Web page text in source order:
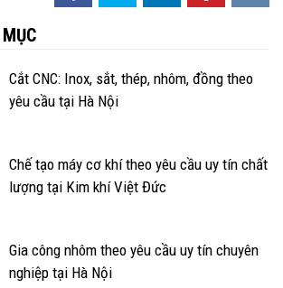
Cắt CNC: Inox, sắt, thép, nhôm, đồng theo
yêu cầu tại Hà Nội
Chế tạo máy cơ khí theo yêu cầu uy tín chất
lượng tại Kim khí Việt Đức
Gia công nhôm theo yêu cầu uy tín chuyên
nghiệp tại Hà Nội